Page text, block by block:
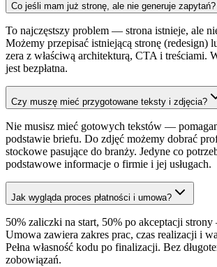
Co jeśli mam już stronę, ale nie generuje zapytań?
To najczęstszy problem — strona istnieje, ale
Możemy przepisać istniejącą stronę (redesign)
zera z właściwą architekturą, CTA i treściami.
jest bezpłatna.
Czy muszę mieć przygotowane teksty i zdjęcia?
Nie musisz mieć gotowych tekstów —
podstawie briefu. Do zdjęć możemy dobrać
stockowe pasujące do branży. Jedyne co
podstawowe informacje o firmie i jej usługach.
Jak wygląda proces płatności i umowa?
50% zaliczki na start, 50% po akceptacji
Umowa zawiera zakres prac, czas realizacji i
Pełna własność kodu po finalizacji. Bez
zobowiązań.